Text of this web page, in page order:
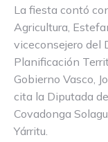
La fiesta contó
Agricultura,
viceconsejero del
Planificación
Gobierno Vasco,
cita la Diputada
Covadonga
Yárritu.